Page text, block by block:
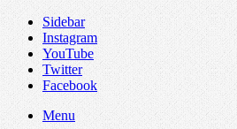
Sidebar
Instagram
YouTube
Twitter
Facebook
Menu